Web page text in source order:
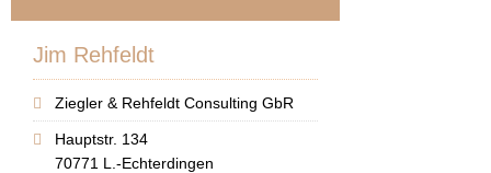
Jim Rehfeldt
Ziegler & Rehfeldt Consulting GbR
Hauptstr. 134
70771 L.-Echterdingen